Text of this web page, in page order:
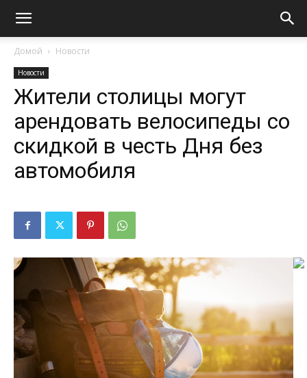
Домой Новости
Новости
Жители столицы могут
арендовать велосипеды со
скидкой в честь Дня без
автомобиля